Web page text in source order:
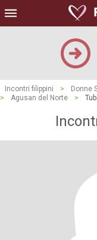
Incontri filippini > Donne
>
Agusan del Norte >